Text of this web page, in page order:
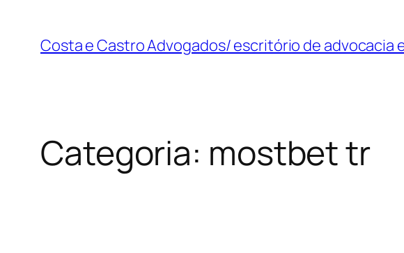
Costa e Castro Advogados/ escritório de advocacia
Categoria: mostbet tr